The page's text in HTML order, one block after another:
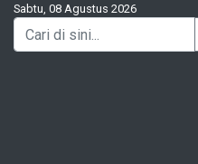
Sabtu, 08 Agustus 2026